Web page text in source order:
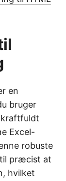
en
bruger
kraftfuldt
Excel-
robuste
præcist at
hvilket